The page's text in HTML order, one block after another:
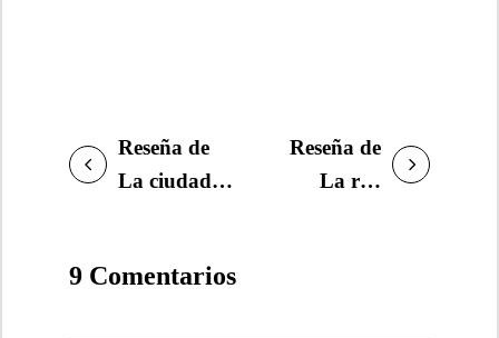
NAVEGACIÓN
Reseña de
La ciudad
Preston y
Reseña de
La red
9 Comentarios